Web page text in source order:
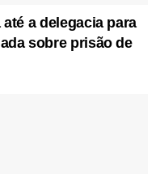
a delegacia para
sobre prisão de